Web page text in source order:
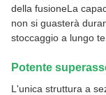
della fusioneLa
non si guasterà
stoccaggio a lungo
Potente
L'unica struttura a